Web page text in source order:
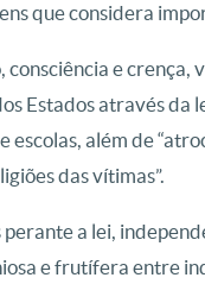
que considera
e crença,
Estados através da
além de
das vítimas”.
a lei,
e frutífera entre